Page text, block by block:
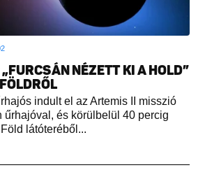
NÉZETT KI A HOLD”
indult el az Artemis II misszió
űrhajóval, és körülbelül 40 percig
látóteréből...